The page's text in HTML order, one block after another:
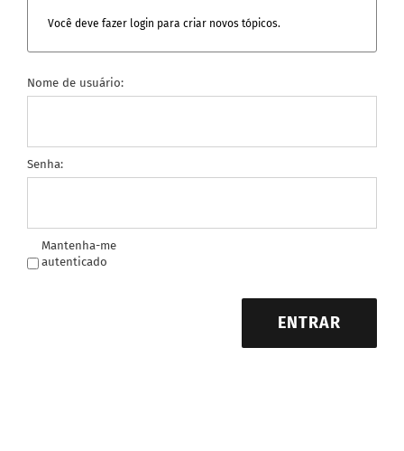
Você deve fazer login para criar novos tópicos.
Nome de usuário:
Senha:
Mantenha-me
autenticado
ENTRAR